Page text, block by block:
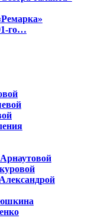
го…